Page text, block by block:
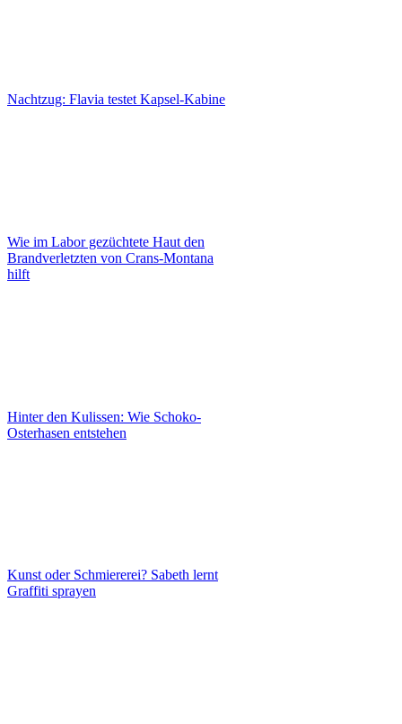
Nachtzug: Flavia testet Kapsel-Kabine
Wie im Labor gezüchtete Haut den
Brandverletzten von Crans-Montana
hilft
Hinter den Kulissen: Wie Schoko-
Osterhasen entstehen
Kunst oder Schmiererei? Sabeth lernt
Graffiti sprayen